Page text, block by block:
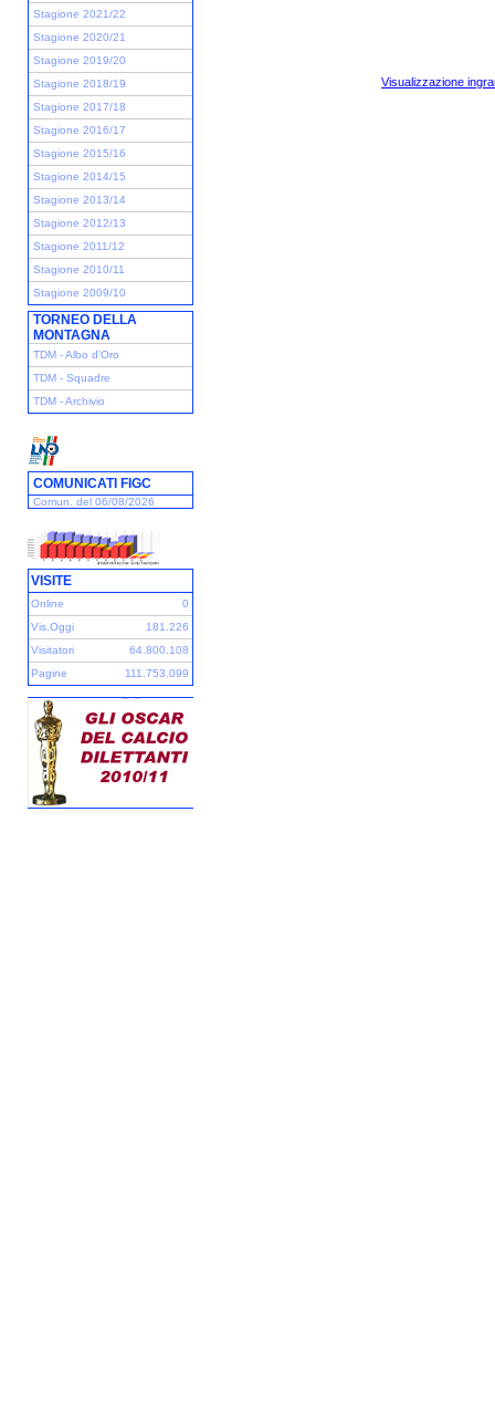
Stagione 2021/22
Stagione 2020/21
Stagione 2019/20
Stagione 2018/19
Stagione 2017/18
Stagione 2016/17
Stagione 2015/16
Stagione 2014/15
Stagione 2013/14
Stagione 2012/13
Stagione 2011/12
Stagione 2010/11
Stagione 2009/10
TORNEO DELLA
MONTAGNA
TDM - Albo d'Oro
TDM - Squadre
TDM - Archivio
COMUNICATI FIGC
Comun. del 06/08/2026
VISITE
Online
0
Vis.Oggi
181.226
Visitatori
64.800.108
Pagine
111.753.099
Visualizzazione